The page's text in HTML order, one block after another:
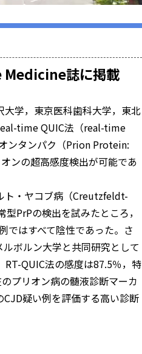
Medicine誌に掲載
学，東京医科歯科大学，東北
time QUIC法（real-time
ンタンパク（Prion Protein:
ンの超高感度検出が可能であ
ト・ヤコブ病（Creutzfeldt-
PrPの検出を試みたところ，
ではすべて陰性であった。さ
ボルン大学と共同研究として
QUIC法の感度は87.5％，特
プリオン病の髄液診断マーカ
疑い例を評価する高い診断